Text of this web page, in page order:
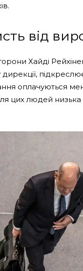
від
Хайді
оплачуються
цих людей низька